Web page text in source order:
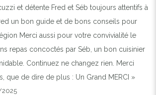
Next
et détente Fred et Séb toujours attentifs à
un bon guide et de bons conseils pour
Merci aussi pour votre convivialité le
repas concoctés par Séb, un bon cuisinier
Continuez ne changez rien. Merci
que de dire de plus : Un Grand MERCI »